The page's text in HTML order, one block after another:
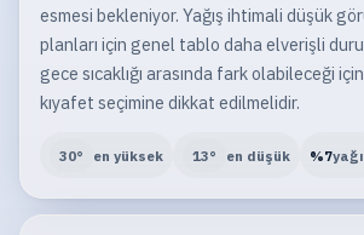
esmesi bekleniyor. Yağış ihtimali düşük
planları için genel tablo daha elverişli
gece sıcaklığı arasında fark olabileceği
kıyafet seçimine dikkat edilmelidir.
30° en yüksek 13° en düşük %7